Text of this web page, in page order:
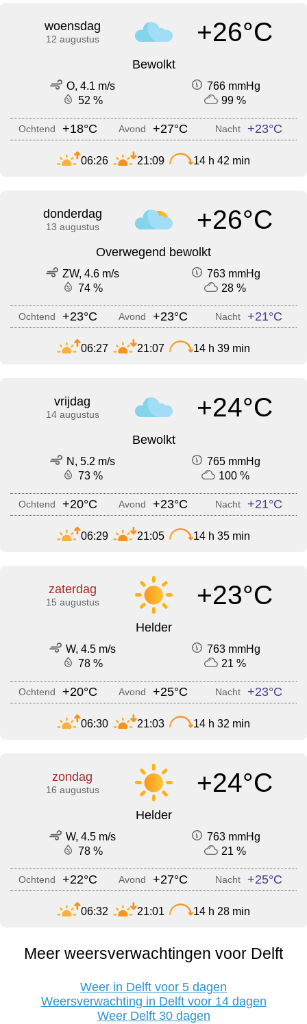
woensdag
12 augustus +26°C
Bewolkt
O, 4.1 m/s
766 mmHg
52 %
99 %
Ochtend +18°C Avond +27°C Nacht +23°C
06:26 21:09 14 h 42 min
donderdag
13 augustus +26°C
Overwegend bewolkt
ZW, 4.6 m/s
763 mmHg
74 %
28 %
Ochtend +23°C Avond +23°C Nacht +21°C
06:27 21:07 14 h 39 min
vrijdag
14 augustus +24°C
Bewolkt
N, 5.2 m/s
765 mmHg
73 %
100 %
Ochtend +20°C Avond +23°C Nacht +21°C
06:29 21:05 14 h 35 min
zaterdag
15 augustus +23°C
Helder
W, 4.5 m/s
763 mmHg
78 %
21 %
Ochtend +20°C Avond +25°C Nacht +23°C
06:30 21:03 14 h 32 min
zondag
16 augustus +24°C
Helder
W, 4.5 m/s
763 mmHg
78 %
21 %
Ochtend +22°C Avond +27°C Nacht +25°C
06:32 21:01 14 h 28 min
Meer weersverwachtingen voor Delft
Weer in Delft voor 5 dagen
Weersverwachting in Delft voor 14 dagen
Weer Delft 30 dagen